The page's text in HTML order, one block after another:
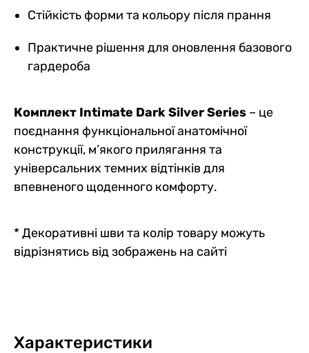
Стійкість форми та кольору після прання
Практичне рішення для оновлення базового
гардероба
Комплект Intimate Dark Silver Series – це
поєднання функціональної анатомічної
конструкції, м’якого прилягання та
універсальних темних відтінків для
впевненого щоденного комфорту.
* Декоративні шви та колір товару можуть
відрізнятись від зображень на сайті
Характеристики